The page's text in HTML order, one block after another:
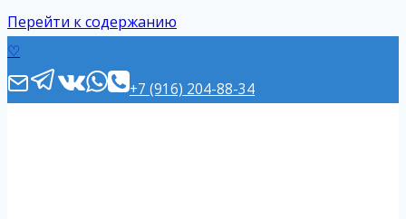
Перейти к содержанию
♡
+7 (916) 204-88-34